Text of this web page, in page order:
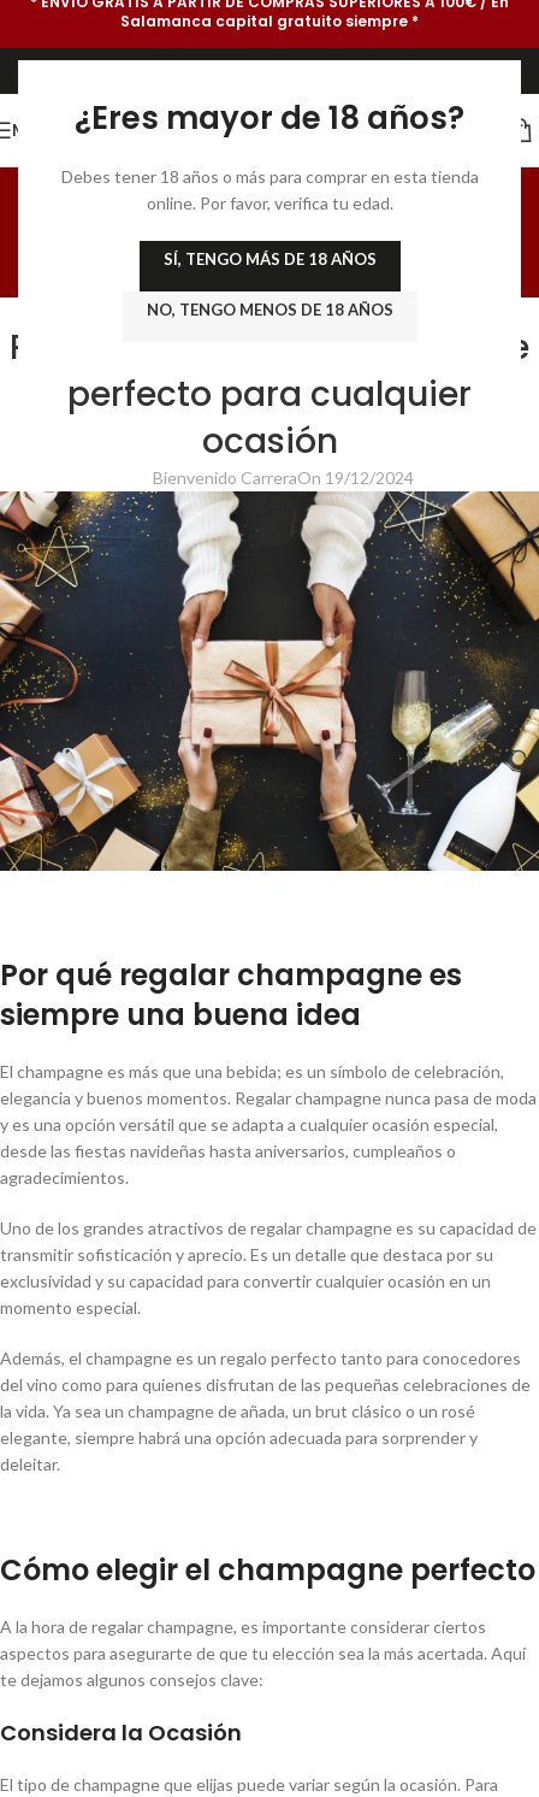
¿Eres mayor de 18 años?
Debes tener 18 años o más para comprar en esta tienda
online. Por favor, verifica tu edad.
SÍ, TENGO MÁS DE 18 AÑOS
NO, TENGO MENOS DE 18 AÑOS
Salamanca capital gratuito siempre *
MENU
GastroBlog para
Sibaritas
TENDENCIAS ,VINOS Y CHAMPAGNE
Regalar champagne: el detalle
perfecto para cualquier
ocasión
Bienvenido CarreraOn 19/12/2024
Por qué regalar champagne es
siempre una buena idea
El champagne es más que una bebida; es un símbolo de celebración,
elegancia y buenos momentos. Regalar champagne nunca pasa de moda
y es una opción versátil que se adapta a cualquier ocasión especial,
desde las fiestas navideñas hasta aniversarios, cumpleaños o
agradecimientos.
Uno de los grandes atractivos de regalar champagne es su capacidad de
transmitir sofisticación y aprecio. Es un detalle que destaca por su
exclusividad y su capacidad para convertir cualquier ocasión en un
momento especial.
Además, el champagne es un regalo perfecto tanto para conocedores
del vino como para quienes disfrutan de las pequeñas celebraciones de
la vida. Ya sea un champagne de añada, un brut clásico o un rosé
elegante, siempre habrá una opción adecuada para sorprender y
deleitar.
Cómo elegir el champagne perfecto
A la hora de regalar champagne, es importante considerar ciertos
aspectos para asegurarte de que tu elección sea la más acertada. Aquí
te dejamos algunos consejos clave:
Considera la Ocasión
El tipo de champagne que elijas puede variar según la ocasión. Para